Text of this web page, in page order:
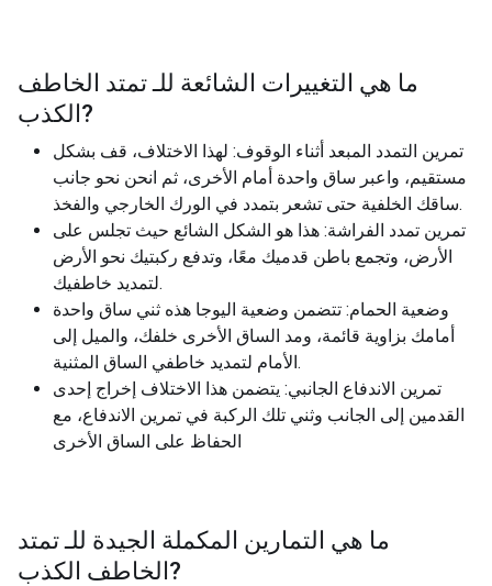
ما هي التغييرات الشائعة للـ تمتد الخاطف
الكذب?
تمرين التمدد المبعد أثناء الوقوف: لهذا الاختلاف، قف بشكل
مستقيم، واعبر ساق واحدة أمام الأخرى، ثم انحن نحو جانب
ساقك الخلفية حتى تشعر بتمدد في الورك الخارجي والفخذ.
تمرين تمدد الفراشة: هذا هو الشكل الشائع حيث تجلس على
الأرض، وتجمع باطن قدميك معًا، وتدفع ركبتيك نحو الأرض
لتمديد خاطفيك.
وضعية الحمام: تتضمن وضعية اليوجا هذه ثني ساق واحدة
أمامك بزاوية قائمة، ومد الساق الأخرى خلفك، والميل إلى
الأمام لتمديد خاطفي الساق المثنية.
تمرين الاندفاع الجانبي: يتضمن هذا الاختلاف إخراج إحدى
القدمين إلى الجانب وثني تلك الركبة في تمرين الاندفاع، مع
الحفاظ على الساق الأخرى
ما هي التمارين المكملة الجيدة للـ تمتد
الخاطف الكذب?